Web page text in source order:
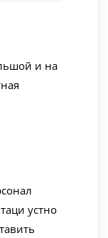
и на
устно